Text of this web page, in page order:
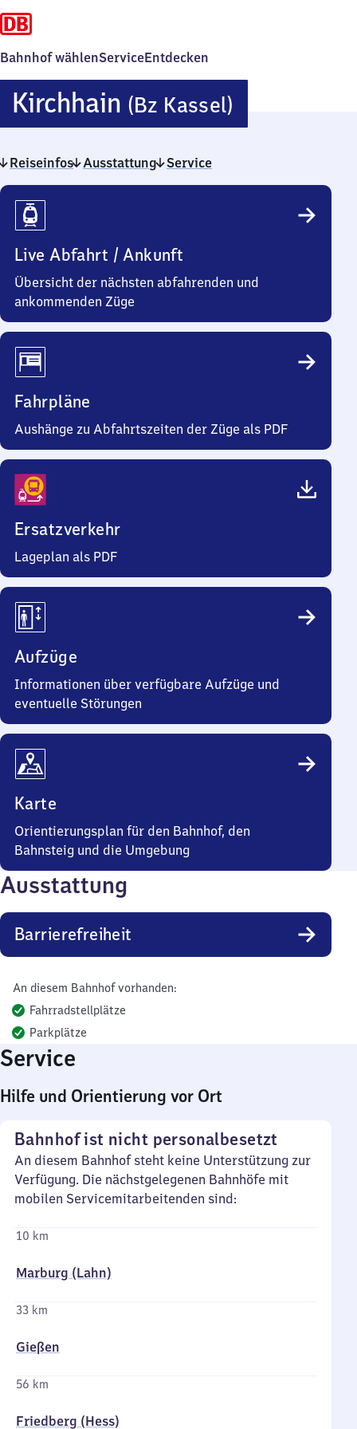
Bahnhof wählenServiceEntdecken
Kirchhain (Bz Kassel)
(Bezirk
Reiseinfos Ausstattung Service
Reiseinfos
Live Abfahrt / Ankunft
Übersicht der nächsten abfahrenden und
ankommenden Züge
Fahrpläne
Aushänge zu Abfahrtszeiten der Züge als PDF
Ersatzverkehr
Lageplan als PDF
Aufzüge
Informationen über verfügbare Aufzüge und
eventuelle Störungen
Karte
Orientierungsplan für den Bahnhof, den
Bahnsteig und die Umgebung
Ausstattung
Barrierefreiheit
An diesem Bahnhof vorhanden:
Fahrradstellplätze
Parkplätze
Service
Hilfe und Orientierung vor Ort
Bahnhof ist nicht personalbesetzt
An diesem Bahnhof steht keine Unterstützung zur
Verfügung. Die nächstgelegenen Bahnhöfe mit
mobilen Servicemitarbeitenden sind:
10 km
Marburg (Lahn)
33 km
Gießen
56 km
Friedberg (Hess)